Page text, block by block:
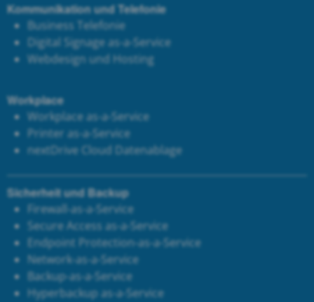
Kommunikation und Telefonie
Business Telefonie
Digital Signage as-a-Service
Webdesign und Hosting
Workplace
Workplace as-a-Service
Printer as-a-Service
nextDrive Cloud Datenablage
Sicherheit und Backup
Firewall-as-a-Service
Secure Access as-a-Service
Endpoint Protection-as-a-Service
Network-as-a-Service
Backup-as-a-Service
Hyperbackup as-a-Service